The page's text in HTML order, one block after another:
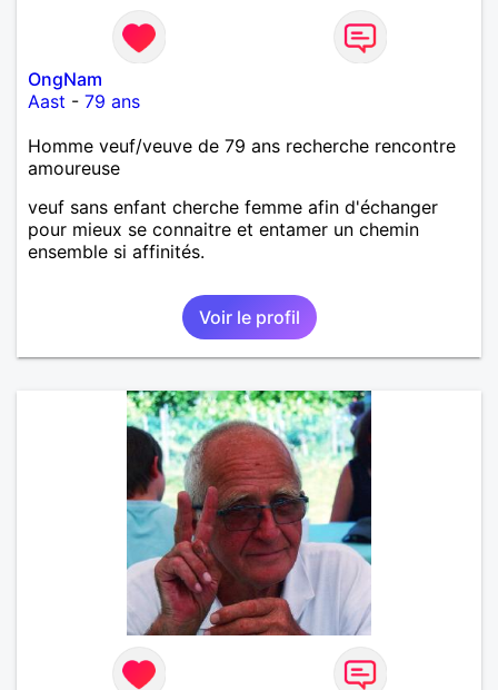
OngNam
Aast - 79 ans
Homme veuf/veuve de 79 ans recherche rencontre
amoureuse
veuf sans enfant cherche femme afin d'échanger
pour mieux se connaitre et entamer un chemin
ensemble si affinités.
Voir le profil